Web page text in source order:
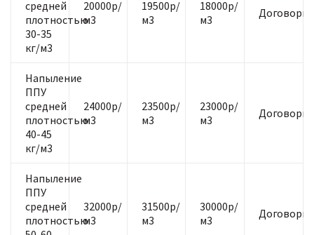
средней
плотностью
30-35
кг/м3
20000р/
м3
19500р/
м3
18000р/
м3
Напыление
ППУ
средней
плотностью
40-45
кг/м3
24000р/
м3
23500р/
м3
23000р/
м3
Напыление
ППУ
средней
плотностью
32000р/
м3
31500р/
м3
30000р/
м3